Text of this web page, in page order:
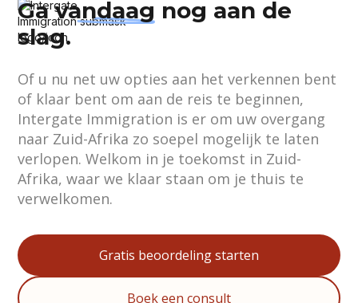
Gavandaag nog aan de
slag.
Of u nu net uw opties aan het verkennen bent
of klaar bent om aan de reis te beginnen,
Intergate Immigration is er om uw overgang
naar Zuid-Afrika zo soepel mogelijk te laten
verlopen. Welkom in je toekomst in Zuid-
Afrika, waar we klaar staan om je thuis te
verwelkomen.
Gratis beoordeling starten
Boek een consult